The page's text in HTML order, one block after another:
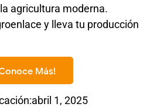
agricultura moderna.
y lleva tu producción
Más!
abril 1, 2025